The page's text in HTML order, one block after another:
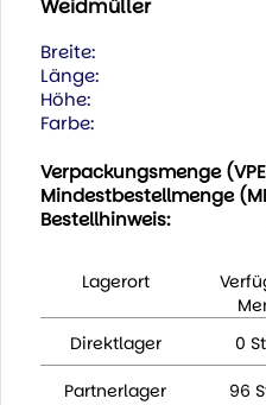
Weidmüller
Breite:
Länge:
Höhe:
Farbe:
Verpackungsmenge
Mindestbestellmenge
Bestellhinweis:
Lagerort
Direktlager 0
Partnerlager 96